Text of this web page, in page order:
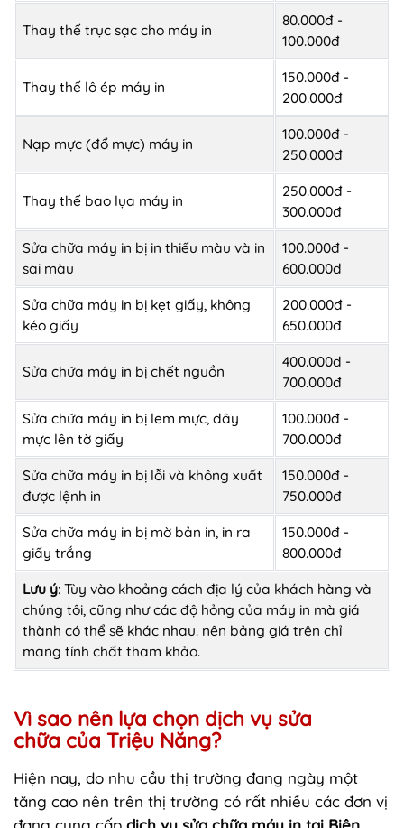
Thay thế trục sạc cho máy in
80.000đ -
100.000đ
Thay thế lô ép máy in
150.000đ -
200.000đ
Nạp mực (đổ mực) máy in
100.000đ -
250.000đ
Thay thế bao lụa máy in
250.000đ -
300.000đ
Sửa chữa máy in bị in thiếu màu và in
sai màu
100.000đ -
600.000đ
Sửa chữa máy in bị kẹt giấy, không
kéo giấy
200.000đ -
650.000đ
Sửa chữa máy in bị chết nguồn
400.000đ -
700.000đ
Sửa chữa máy in bị lem mực, dây
mực lên tờ giấy
100.000đ -
700.000đ
Sửa chữa máy in bị lỗi và không xuất
được lệnh in
150.000đ -
750.000đ
Sửa chữa máy in bị mờ bản in, in ra
giấy trắng
150.000đ -
800.000đ
Lưu ý: Tùy vào khoảng cách địa lý của khách hàng và
chúng tôi, cũng như các độ hỏng của máy in mà giá
thành có thể sẽ khác nhau. nên bảng giá trên chỉ
mang tính chất tham khảo.
Vì sao nên lựa chọn dịch vụ sửa
chữa của Triệu Năng?
Hiện nay, do nhu cầu thị trường đang ngày một
tăng cao nên trên thị trường có rất nhiều các đơn vị